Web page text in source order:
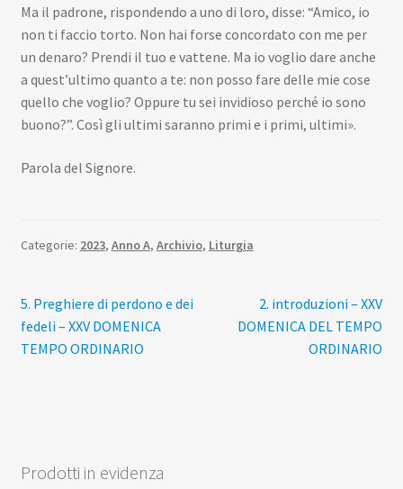
Ma il padrone, rispondendo a uno di loro, disse: “Amico, io
non ti faccio torto. Non hai forse concordato con me per
un denaro? Prendi il tuo e vattene. Ma io voglio dare anche
a quest’ultimo quanto a te: non posso fare delle mie cose
quello che voglio? Oppure tu sei invidioso perché io sono
buono?”. Così gli ultimi saranno primi e i primi, ultimi».
Parola del Signore.
Categorie: 2023, Anno A, Archivio, Liturgia
Navigazione
articoli
Articolo
precedente:
5. Preghiere di perdono e dei
fedeli – XXV DOMENICA
TEMPO ORDINARIO
Articolo
successivo:
2. introduzioni – XXV
DOMENICA DEL TEMPO
ORDINARIO
Prodotti in evidenza